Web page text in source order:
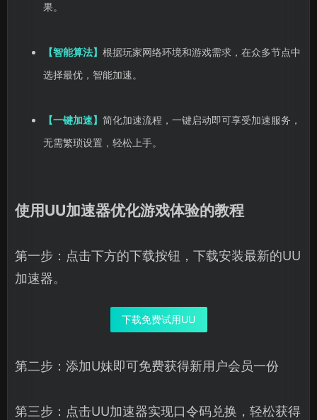
果。
【智能算法】 根据玩家网络环境和游戏需求，在众多节点中
选择最优，智能加速。
【一键加速】 简化加速流程，一键启动即可享受加速服务，
无需繁琐设置，轻松上手。
使用UU加速器优化游戏体验的教程
第一步：点击下方的下载按钮，下载安装最新的UU
加速器。
下载免费试用UU
第二步：添加U妹即可免费获得新用户会员一份
第三步：点击UU加速器实现口令码兑换，轻松获得